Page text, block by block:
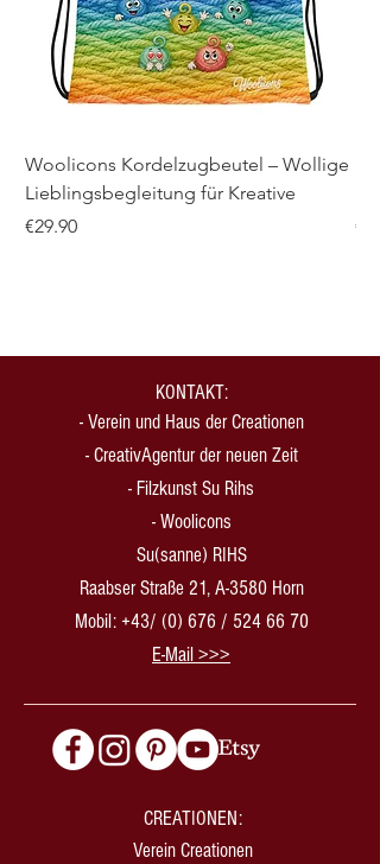
Woolicons Kordelzugbeutel – Wollige
Lieblingsbegleitung für Kreative
Price
€29.90
KONTAKT:
- Verein und Haus der Creationen
- CreativAgentur der neuen Zeit
- Filzkunst Su Rihs
- Woolicons
Su(sanne) RIHS
Raabser Straße 21, A-3580 Horn
Mobil: +43/ (0) 676 / 524 66 70
​E-Mail >>>
CREATIONEN:
Verein Creationen